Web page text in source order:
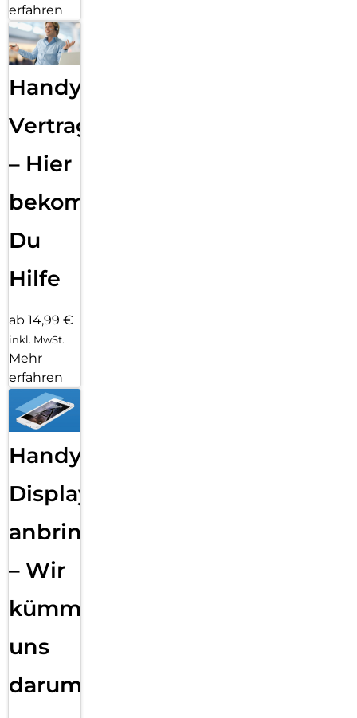
erfahren
Handy
Vertragsabwicklung
– Hier
bekommst
Du
Hilfe
ab 14,99 €
inkl. MwSt.
Mehr
erfahren
Handy
Displayfolie
anbringen
– Wir
kümmern
uns
darum!